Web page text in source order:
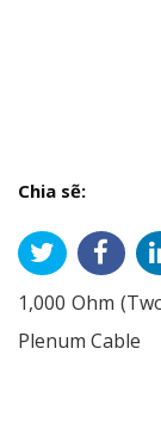
Chia sẽ:
1,000 Ohm
Plenum Cable